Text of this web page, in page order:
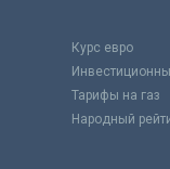
Курс евро
Тарифы на газ
Народный